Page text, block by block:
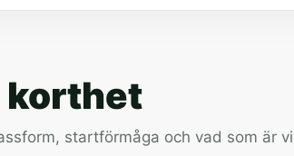
korthet
startförmåga och vad som är